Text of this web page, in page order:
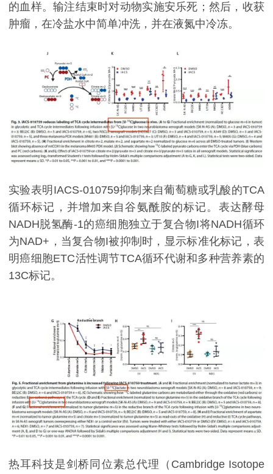
的血样。输注结束时对动物实施安乐死；然后，收获
肿瘤，在冷盐水中简单冲洗，并在液氮中冷冻。
实验表明IACS-010759抑制来自葡萄糖或乳酸的TCA
循环标记，并增加来自谷氨酰胺的标记。表达酵母
NADH脱氢酶-1的癌细胞独立于复合物I将NADH循环
为NAD+，当复合物I被抑制时，显示标准化标记，表
明癌细胞ETC活性调节TCA循环代谢和多种营养素的
13C标记。
热耳科技是剑桥同位素总代理（Cambridge Isotope